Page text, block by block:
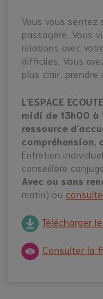
Vous vous sentez
passagère, Vous
relations avec
difficiles. Vous
plus clair, prendre
L’ESPACE
midi de 13h00 à
ressource
compréhension,
Entretien
conseillère
Avec ou sans
matin) ou
Télécharger
Consulter la